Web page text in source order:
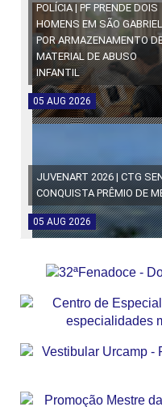
POLÍCIA | PF PRENDE DOIS
HOMENS EM SÃO GABRIEL
POR ARMAZENAMENTO
MATERIAL DE ABUSO
INFANTIL
05 AUG 2026
JUVENART 2026 | CTG
CONQUISTA PRÊMIO DE
05 AUG 2026